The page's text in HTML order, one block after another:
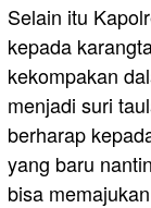
Selain itu
kepada
kekompakan
menjadi suri
berharap
yang baru
bisa